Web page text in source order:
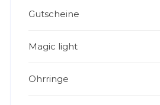
Gutscheine
Magic light
Ohrringe